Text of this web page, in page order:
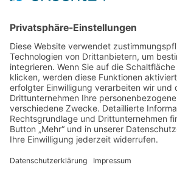
BIENENZUCHTVEREIN
1871 E.V.
1. Vorsitzender
Matthias Bohmann
Siebeneichen 13
92237 Sulzbach-Rosenberg
E-Mail: